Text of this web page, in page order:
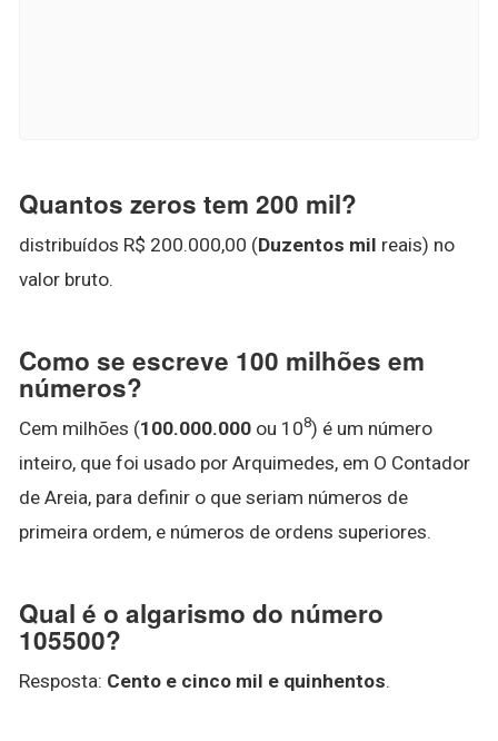
Quantos zeros tem 200 mil?
distribuídos R$ 200.000,00 (Duzentos mil reais) no
valor bruto.
Como se escreve 100 milhões em
números?
Cem milhões (100.000.000 ou 108) é um número
inteiro, que foi usado por Arquimedes, em O Contador
de Areia, para definir o que seriam números de
primeira ordem, e números de ordens superiores.
Qual é o algarismo do número
105500?
Resposta: Cento e cinco mil e quinhentos.